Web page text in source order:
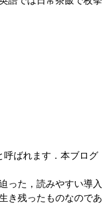
呼ばれます．本ブログ
った，読みやすい導入
き残ったものなのであ